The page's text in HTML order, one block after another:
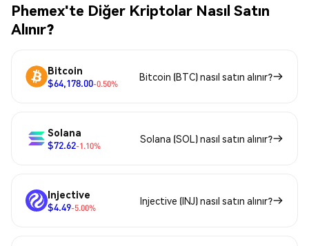
Phemex'te Diğer Kriptolar Nasıl Satın
Alınır?
Bitcoin
$64,178.00-0.50%
Bitcoin (BTC) nasıl satın alınır?
Solana
$72.62-1.10%
Solana (SOL) nasıl satın alınır?
Injective
$4.49-5.00%
Injective (INJ) nasıl satın alınır?